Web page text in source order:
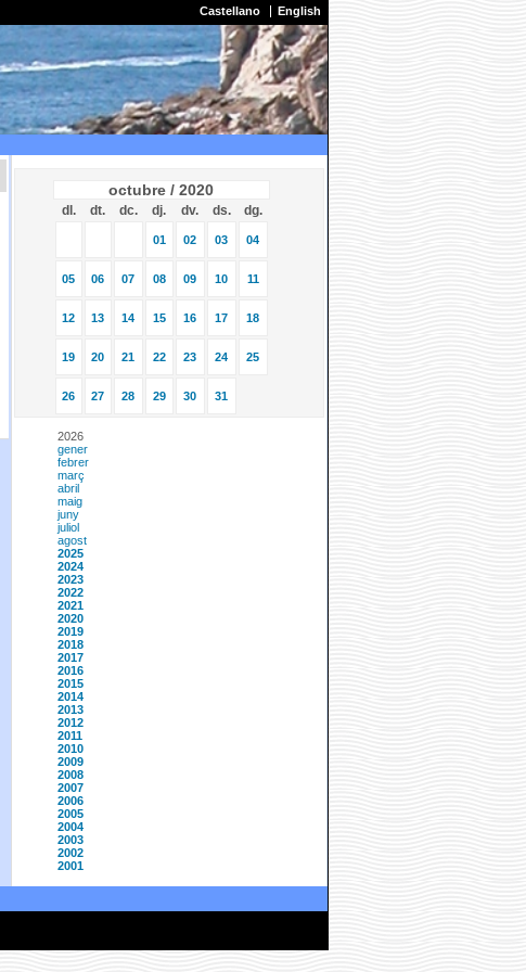
Castellano English
octubre / 2020
dl. dt. dc. dj. dv. ds. dg.
01 02 03 04
05 06 07 08 09 10 11
12 13 14 15 16 17 18
19 20 21 22 23 24 25
26 27 28 29 30 31
2026
gener
febrer
març
abril
maig
juny
juliol
agost
2025
2024
2023
2022
2021
2020
2019
2018
2017
2016
2015
2014
2013
2012
2011
2010
2009
2008
2007
2006
2005
2004
2003
2002
2001